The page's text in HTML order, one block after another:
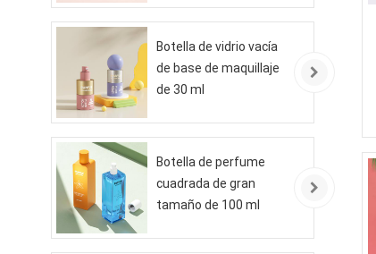
Botella de vidrio vacía
de base de maquillaje
de 30 ml
Botella de perfume
cuadrada de gran
tamaño de 100 ml